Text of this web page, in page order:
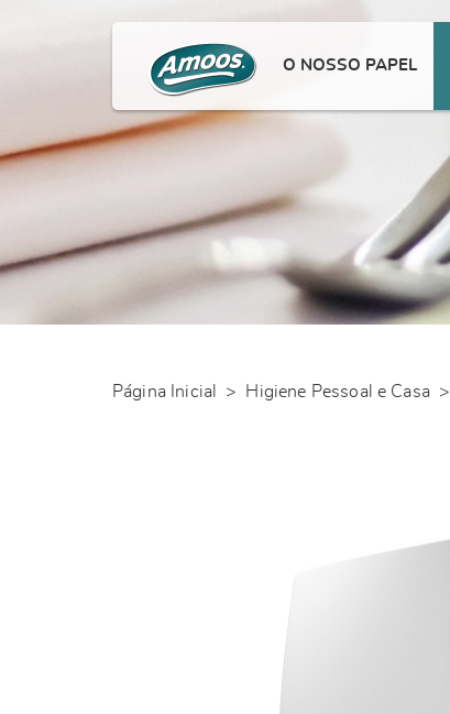
O NOSSO PAPEL
Página Inicial > Higiene Pessoal e Casa >